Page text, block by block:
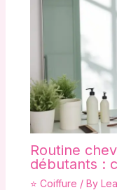
Routine
débutants :
⭐ Coiffure / By